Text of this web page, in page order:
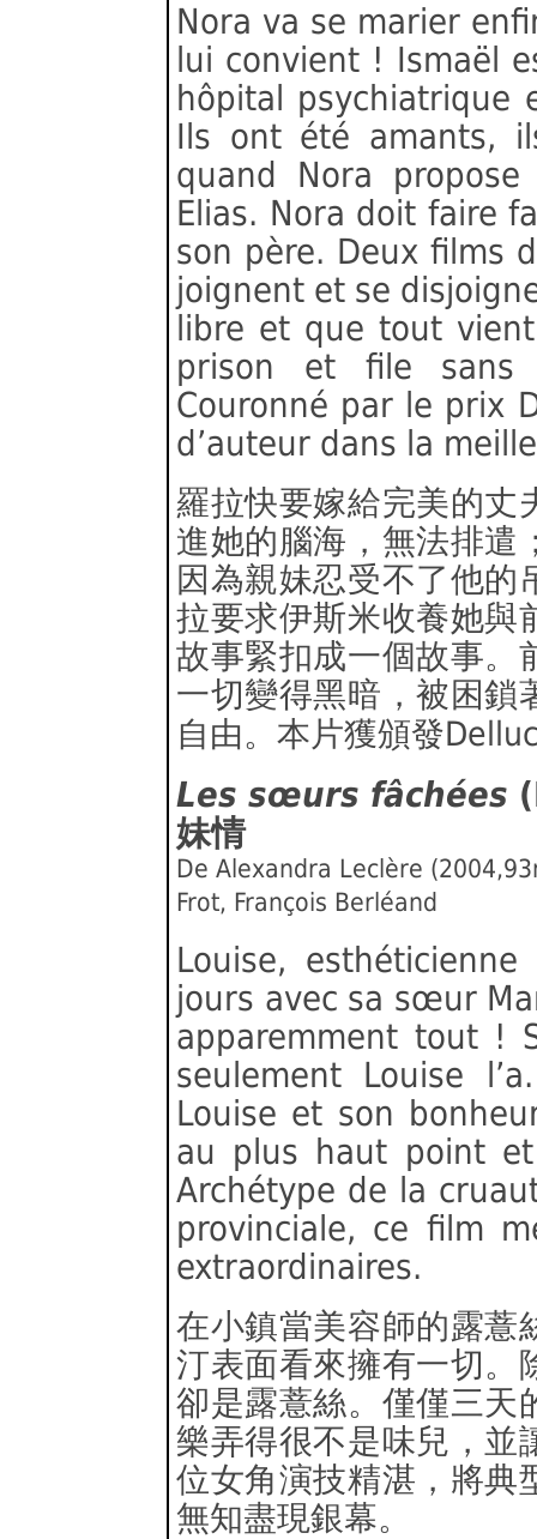
Nora va se marier
lui convient ! Ismaël
hôpital
Ils ont été amants,
quand Nora
Elias. Nora doit faire
son père. Deux films
joignent et se
libre et que tout
prison et file
Couronné par le prix
d’auteur dans la
羅拉快要嫁給完美的丈
進她的腦海，無法排遣
因為親妹忍受不了他的
拉要求伊斯米收養她與
故事緊扣成一個故事。
一切變得黑暗，被困鎖
自由。本片獲頒發
Les sœurs fâchées
妹情
De Alexandra Leclère
Frot, François Berléand
Louise,
jours avec sa sœur
apparemment tout !
seulement Louise
Louise et son
au plus haut point
Archétype de la
provinciale, ce film
extraordinaires.
在小鎮當美容師的露薏
汀表面看來擁有一切。
卻是露薏絲。僅僅三天
樂弄得很不是味兒，並
位女角演技精湛，將典
無知盡現銀幕。